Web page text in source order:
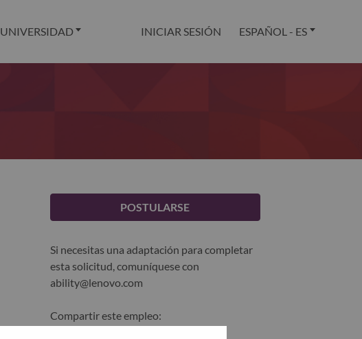
UNIVERSIDAD INICIAR SESIÓN ESPAÑOL - ES
POSTULARSE
Si necesitas una adaptación para completar
esta solicitud, comuníquese con
ability@lenovo.com
Compartir este empleo: